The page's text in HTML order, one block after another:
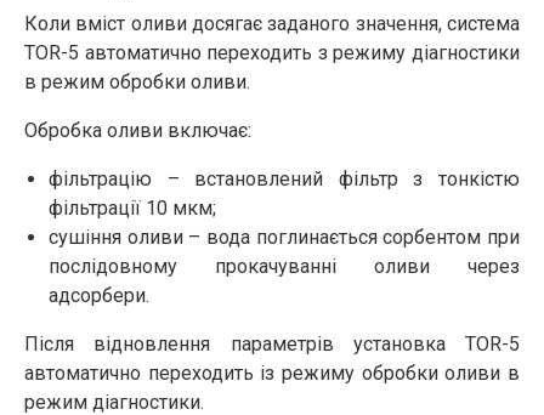
Коли вміст оливи досягає заданого значення, система
TOR-5 автоматично переходить з режиму діагностики
в режим обробки оливи.
Обробка оливи включає:
фільтрацію – встановлений фільтр з тонкістю
фільтрації 10 мкм;
сушіння оливи – вода поглинається сорбентом при
послідовному прокачуванні оливи через
адсорбери.
Після відновлення параметрів установка TOR-5
автоматично переходить із режиму обробки оливи в
режим діагностики.